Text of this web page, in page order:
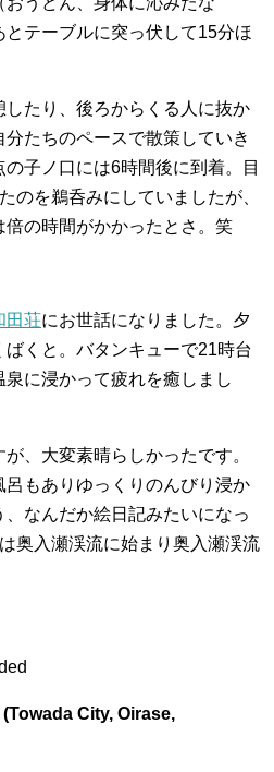
テーブルに突っ伏して15分ほ
たり、後ろからくる人に抜か
たちのペースで散策していき
子ノ口には6時間後に到着。目
のを鵜呑みにしていましたが、
の時間がかかったとさ。笑
田荘にお世話になりました。夕
くと。バタンキューで21時台
に浸かって疲れを癒しまし
、大変素晴らしかったです。
もありゆっくりのんびり浸か
なんだか絵日記みたいになっ
奥入瀬渓流に始まり奥入瀬渓流
City, Oirase,